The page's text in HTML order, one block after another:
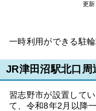
更
一時利用ができる駐
JR津田沼駅北口周
習志野市が設置して
て、令和8年2月以降